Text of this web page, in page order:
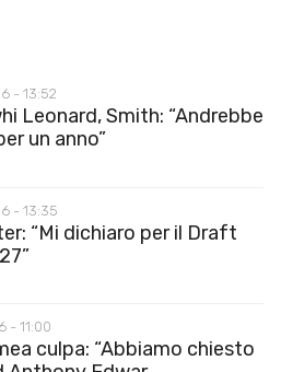
- 13:52
Leonard, Smith: “Andrebbe
un anno”
- 13:35
“Mi dichiaro per il Draft
- 11:00
culpa: “Abbiamo chiesto